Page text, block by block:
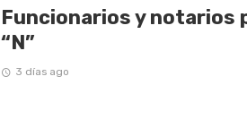
Funcionarios y notarios
“N”
3 días ago